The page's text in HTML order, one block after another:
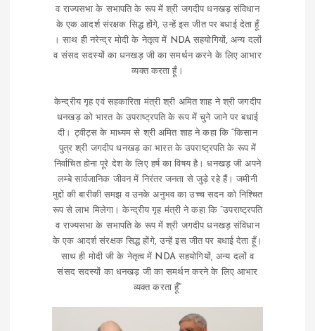
व राज्यसभा के सभापति के रूप में श्री जगदीप धनखड़ संविधान
के एक आदर्श संरक्षक सिद्ध होंगे, उन्हें इस जीत पर बधाई देता हूँ
। साथ ही नरेन्द्र मोदी के नेतृत्व में NDA सहयोगियों, अन्य दलों
व संसद सदस्यों का धनखड़ जी का समर्थन करने के लिए आभार
व्यक्त करता हूँ।
केन्द्रीय गृह एवं सहकारिता मंत्री श्री अमित शाह ने श्री जगदीप
धनखड़ को भारत के उपराष्ट्रपति के रूप में चुने जाने पर बधाई
दी। ट्वीट्स के माध्यम से श्री अमित शाह ने कहा कि “किसान
पुत्र श्री जगदीप धनखड़ का भारत के उपराष्ट्रपति के रूप में
निर्वाचित होना पूरे देश के लिए हर्ष का विषय है। धनखड़ जी अपने
लम्बे सार्वजानिक जीवन में निरंतर जनता से जुड़े रहे हैं। जमीनी
मुद्दों की बारीकी समझ व उनके अनुभव का उच्च सदन को निश्चित
रूप से लाभ मिलेगा। केन्द्रीय गृह मंत्री ने कहा कि “उपराष्ट्रपति
व राज्यसभा के सभापति के रूप में श्री जगदीप धनखड़ संविधान
के एक आदर्श संरक्षक सिद्ध होंगे, उन्हें इस जीत पर बधाई देता हूँ।
साथ ही मोदी जी के नेतृत्व में NDA सहयोगियों, अन्य दलों व
संसद सदस्यों का धनखड़ जी का समर्थन करने के लिए आभार
व्यक्त करता हूँ”